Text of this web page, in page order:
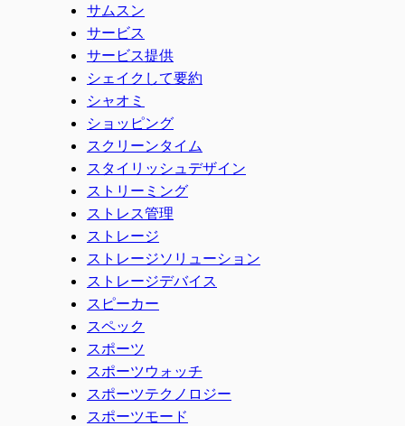
サムスン
サービス
サービス提供
シェイクして要約
シャオミ
ショッピング
スクリーンタイム
スタイリッシュデザイン
ストリーミング
ストレス管理
ストレージ
ストレージソリューション
ストレージデバイス
スピーカー
スペック
スポーツ
スポーツウォッチ
スポーツテクノロジー
スポーツモード